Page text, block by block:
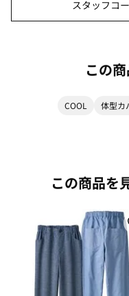
スタッフコ
この
COOL 体型カ
この商品を